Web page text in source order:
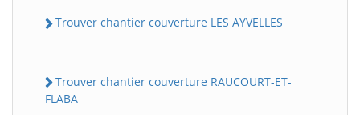
Trouver chantier couverture LES AYVELLES
Trouver chantier couverture RAUCOURT-ET-
FLABA